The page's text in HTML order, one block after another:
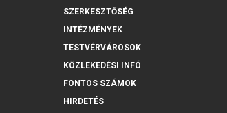
SZERKESZTŐSÉG
INTÉZMÉNYEK
TESTVÉRVÁROSOK
KÖZLEKEDÉSI INFÓ
FONTOS SZÁMOK
HIRDETÉS